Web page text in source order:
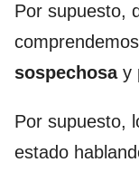
Por supuesto,
sospechosay
Por supuesto,
estado